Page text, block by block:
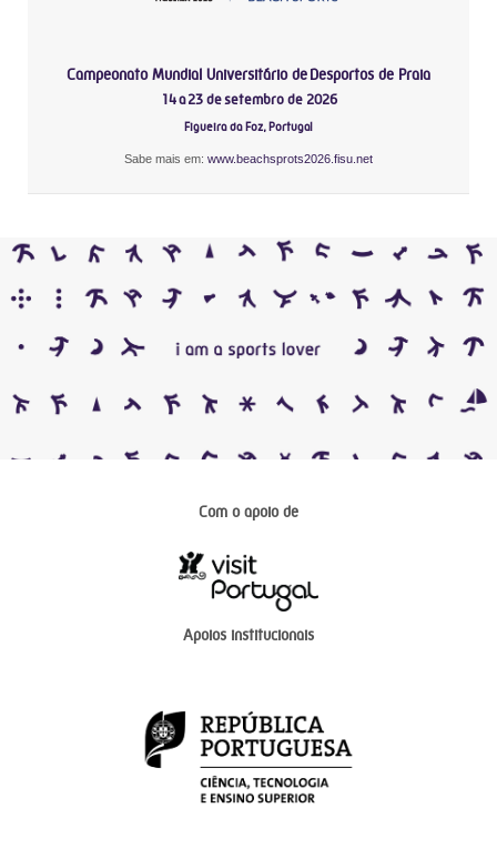
Campeonato Mundial Universitário de Desportos de Praia
14 a 23 de setembro de 2026
Figueira da Foz, Portugal
Sabe mais em: www.beachsprots2026.fisu.net
Com o apoio de
Apoios institucionais